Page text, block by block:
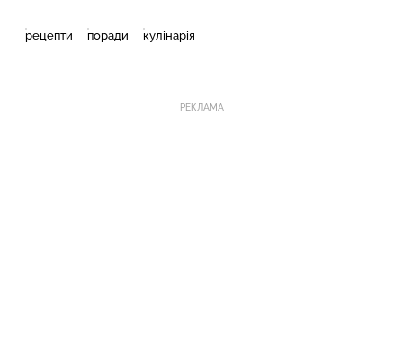
рецепти поради кулінарія
РЕКЛАМА